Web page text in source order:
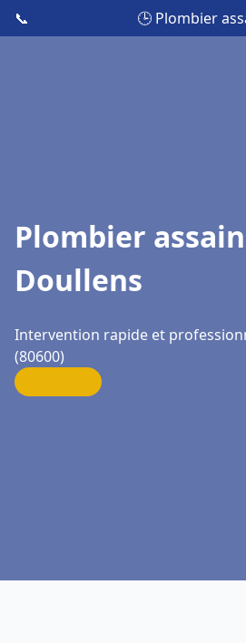
📞 🕒 Plombier
Plombier
Doullens
Intervention rapide et
(80600)